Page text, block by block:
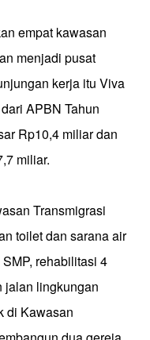
empat kawasan
menjadi pusat
kerja itu Viva
APBN Tahun
Rp10,4 miliar dan
miliar.
Transmigrasi
toilet dan sarana air
rehabilitasi 4
jalan lingkungan
di Kawasan